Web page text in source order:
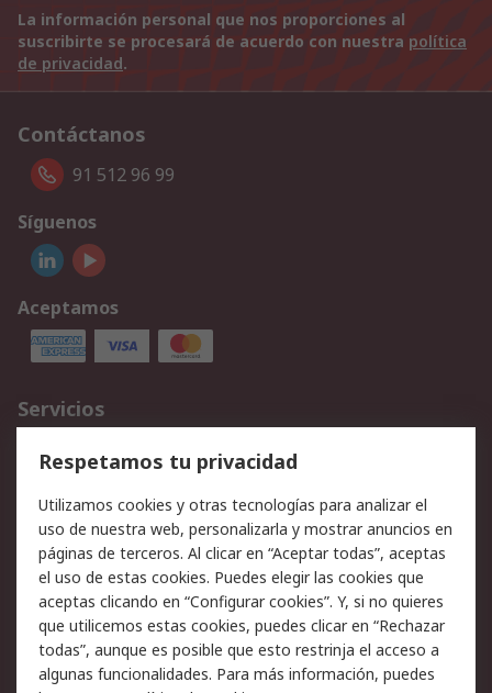
La información personal que nos proporciones al
suscribirte se procesará de acuerdo con nuestra política
de privacidad.
Contáctanos
91 512 96 99
Síguenos
Aceptamos
Servicios
Cómo realizar pedidos
Devoluciones
Facturación y pago
Ofertas
Soporte técnico
Legal
Aviso legal
Política de privacidad -
Actualizada
Política sobre cookies
Seguridad de emails
Respetamos tu privacidad
Utilizamos cookies y otras tecnologías para analizar el
uso de nuestra web, personalizarla y mostrar anuncios en
páginas de terceros. Al clicar en “Aceptar todas”, aceptas
el uso de estas cookies. Puedes elegir las cookies que
aceptas clicando en “Configurar cookies”. Y, si no quieres
que utilicemos estas cookies, puedes clicar en “Rechazar
todas”, aunque es posible que esto restrinja el acceso a
algunas funcionalidades. Para más información, puedes